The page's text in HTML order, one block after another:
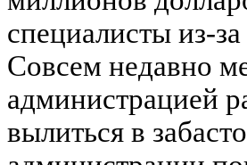
специалисты из-
Совсем недавно
администрацией
вылиться в